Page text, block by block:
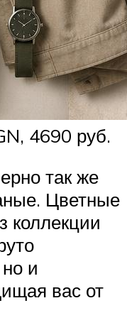
4690 руб.
так же
Цветные
коллекции
и
вас от